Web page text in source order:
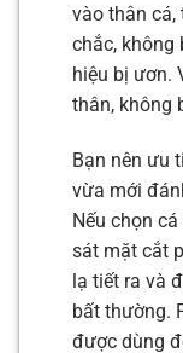
vào thân cá,
chắc, không
hiệu bị ươn.
thân, không
Bạn nên ưu
vừa mới
Nếu chọn
sát mặt cắt
lạ tiết ra và
bất thường.
được dùng